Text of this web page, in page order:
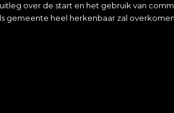
over de start en het gebruik van
gemeente heel herkenbaar zal